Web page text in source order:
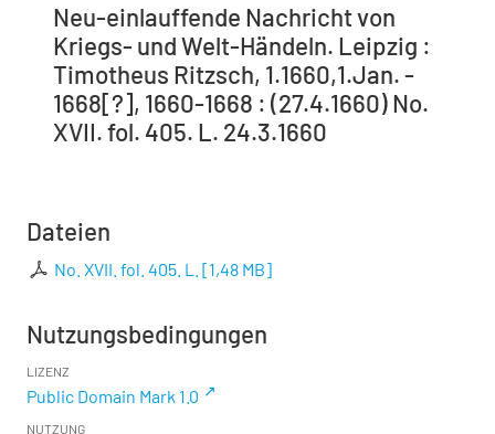
Neu-einlauffende Nachricht von
Kriegs- und Welt-Händeln. Leipzig :
Timotheus Ritzsch, 1.1660,1.Jan. -
1668[?], 1660-1668 : (27.4.1660) No.
XVII. fol. 405. L. 24.3.1660
Dateien
No. XVII. fol. 405. L. [1,48 MB]
Nutzungsbedingungen
LIZENZ
Public Domain Mark 1.0
NUTZUNG